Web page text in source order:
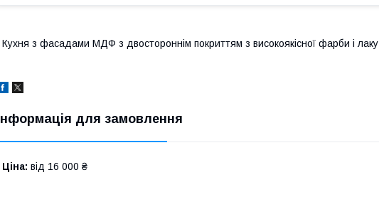
Кухня з фасадами МДФ з двостороннім покриттям з високоякісної фарби і лаку
Інформація для замовлення
Ціна: від 16 000 ₴